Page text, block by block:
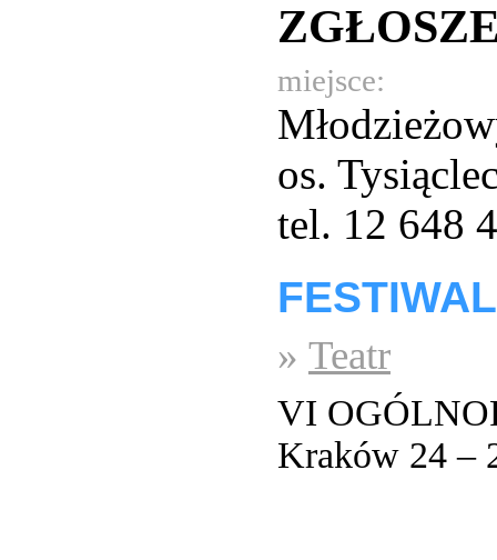
miejsce:
os.
tel. 12 648
FESTIWAL
» Teatr
VI
Kraków 24 –